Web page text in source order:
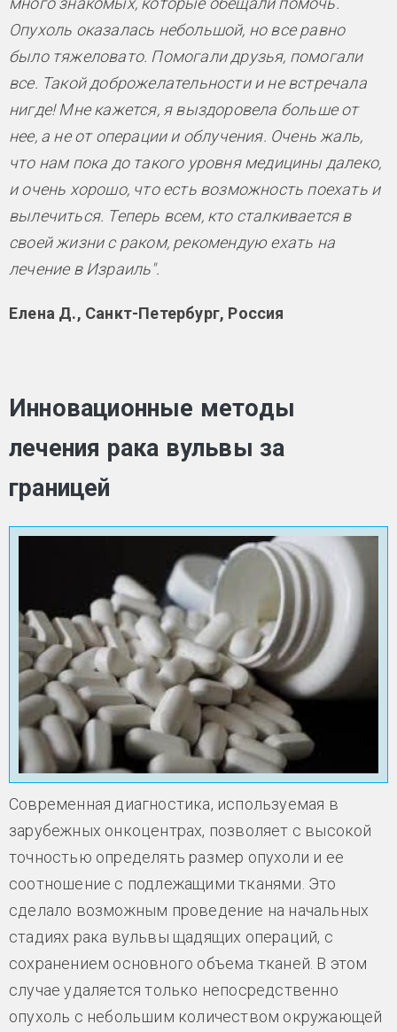
Опухоль оказалась небольшой, но все равно
было тяжеловато. Помогали друзья, помогали
все. Такой доброжелательности и не встречала
нигде! Мне кажется, я выздоровела больше от
нее, а не от операции и облучения. Очень жаль,
что нам пока до такого уровня медицины далеко,
и очень хорошо, что есть возможность поехать и
вылечиться. Теперь всем, кто сталкивается в
своей жизни с раком, рекомендую ехать на
лечение в Израиль".
Елена Д., Санкт-Петербург, Россия
Инновационные методы
лечения рака вульвы за
границей
Современная диагностика, используемая в
зарубежных онкоцентрах, позволяет с высокой
точностью определять размер опухоли и ее
соотношение с подлежащими тканями. Это
сделало возможным проведение на начальных
стадиях рака вульвы щадящих операций, с
сохранением основного объема тканей. В этом
случае удаляется только непосредственно
опухоль с небольшим количеством окружающей